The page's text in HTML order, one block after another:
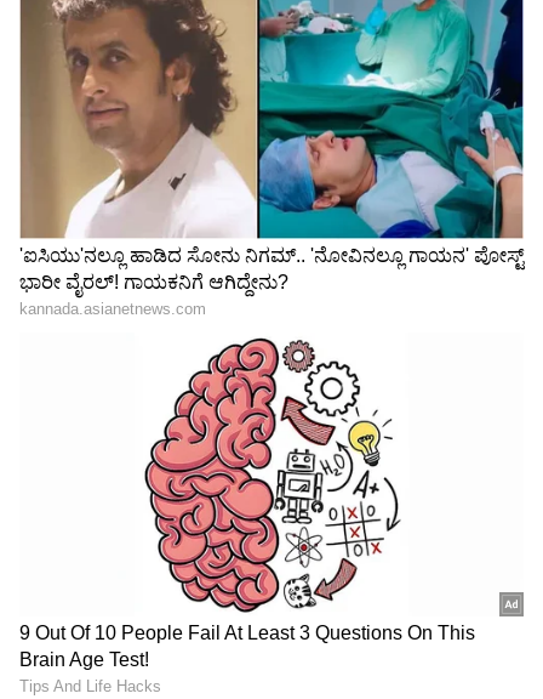
3
5
OTHERS
ತುಲಾ ರಾಶಿ ಭವಿಷ್ಯ
ತುಲಾ ರಾಶಿಯವರಿಗೆ ಜುಲೈ ತಿಂಗಳು ಮಾನಸಿಕ ಶಾಂತಿ ಮತ್ತು
ಭೌತಿಕ ಸೌಕರ್ಯಗಳಿಂದ ಕೂಡಿರುತ್ತದೆ. ಈ ಅವಧಿಯಲ್ಲಿ,
ನೀವು ಆರ್ಥಿಕವಾಗಿ ಬಲಶಾಲಿಯಾಗಿರುತ್ತೀರಿ. ನಿಮ್ಮ ಬಾಕಿ
ಹಣವು ನಿಮಗೆ ಮರಳಿ ಸಿಗುತ್ತದೆ. ನಿಮ್ಮ ಸಂತೋಷ ಮತ್ತು